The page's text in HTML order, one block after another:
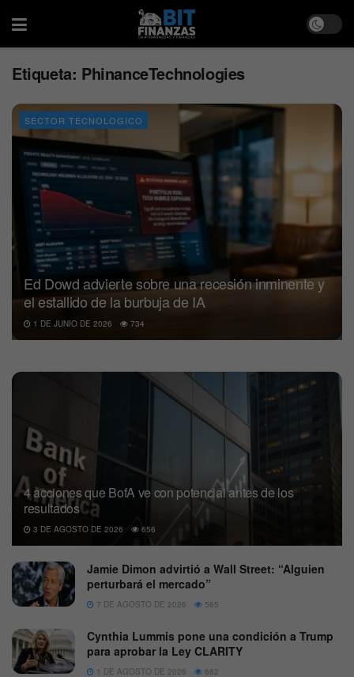
Etiqueta: PhinanceTechnologies
SECTOR TECNOLOGICO
Ed Dowd advierte sobre una recesión inminente y
el estallido de la burbuja de IA
1 DE JUNIO DE 2026 734
4 acciones que BofA ve con potencial antes de los
resultados
3 DE AGOSTO DE 2026 656
Jamie Dimon advirtió a Wall Street: “Alguien
perturbará el mercado”
7 DE AGOSTO DE 2026 565
Cynthia Lummis pone una condición a Trump
para aprobar la Ley CLARITY
1 DE AGOSTO DE 2026 662